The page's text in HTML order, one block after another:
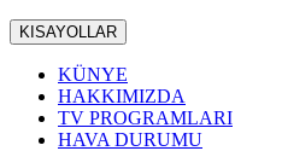
KISAYOLLAR
KÜNYE
HAKKIMIZDA
TV PROGRAMLARI
HAVA DURUMU